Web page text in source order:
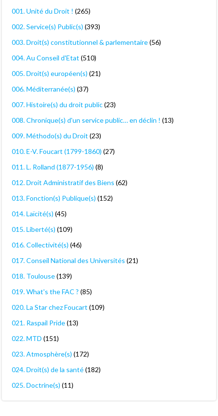
001. Unité du Droit ! (265)
002. Service(s) Public(s) (393)
003. Droit(s) constitutionnel & parlementaire(56)
004. Au Conseil d'Etat (510)
005. Droit(s) européen(s) (21)
006. Méditerranée(s) (37)
007. Histoire(s) du droit public(23)
008. Chronique(s) d'un service public… en déclin ! (13)
009. Méthodo(s) du Droit (23)
010. E-V. Foucart (1799-1860) (27)
011. L. Rolland (1877-1956) (8)
012. Droit Administratif des Biens (62)
013. Fonction(s) Publique(s) (152)
014. Laïcité(s) (45)
015. Liberté(s) (109)
016. Collectivité(s) (46)
017. Conseil National des Universités (21)
018. Toulouse(139)
019. What's the FAC ? (85)
020. La Star chez Foucart (109)
021. Raspail Pride(13)
022. MTD (151)
023. Atmosphère(s) (172)
024. Droit(s) de la santé(182)
025. Doctrine(s) (11)